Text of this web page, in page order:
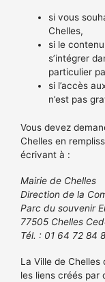
si vous
Chelles,
si le
s’intégrer
particulier
si l’accès
n’est pas
Vous devez
Chelles en
écrivant à :
Mairie de Chelles
Direction de la
Parc du souvenir
77505 Chelles
Tél. : 01 64 72 84
La Ville de
les liens créés par